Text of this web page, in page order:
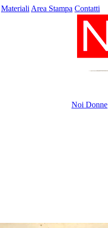
Materiali Area Stampa Contatti
Noi Donne